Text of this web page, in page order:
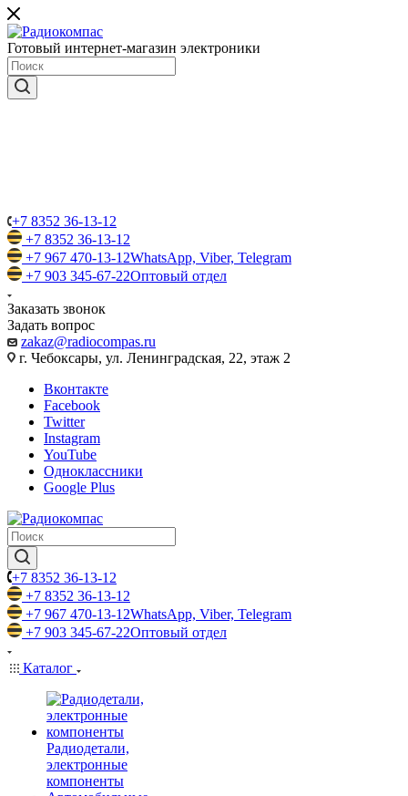
Готовый интернет-магазин электроники
+7 8352 36-13-12
+7 8352 36-13-12
+7 967 470-13-12WhatsApp, Viber, Telegram
+7 903 345-67-22Оптовый отдел
Заказать звонок
Задать вопрос
zakaz@radiocompas.ru
г. Чебоксары, ул. Ленинградская, 22, этаж 2
Вконтакте
Facebook
Twitter
Instagram
YouTube
Одноклассники
Google Plus
+7 8352 36-13-12
+7 8352 36-13-12
+7 967 470-13-12WhatsApp, Viber, Telegram
+7 903 345-67-22Оптовый отдел
Каталог
Радиодетали,
электронные
компоненты